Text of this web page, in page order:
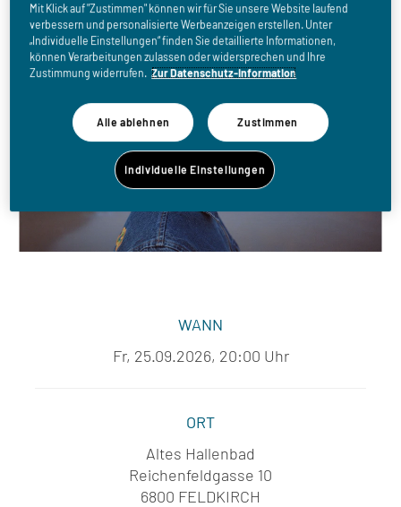
WANN
Fr, 25.09.2026, 20:00 Uhr
ORT
Altes Hallenbad
Reichenfeldgasse 10
6800 FELDKIRCH
Mit Klick auf "Zustimmen" können wir für Sie unsere Website laufend
verbessern und personalisierte Werbeanzeigen erstellen. Unter
„Individuelle Einstellungen“ finden Sie detaillierte Informationen,
können Verarbeitungen zulassen oder widersprechen und Ihre
Zustimmung widerrufen. Zur Datenschutz-Information
Alle ablehnen Zustimmen
Individuelle Einstellungen